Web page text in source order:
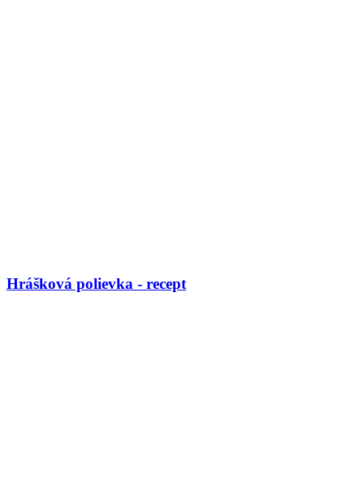
Hrášková polievka - recept